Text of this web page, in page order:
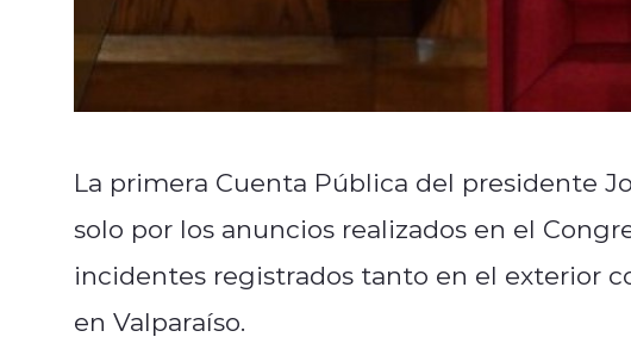
La primera Cuenta Pública del presidente
solo por los anuncios realizados en el
incidentes registrados tanto en el exterior
en Valparaíso.